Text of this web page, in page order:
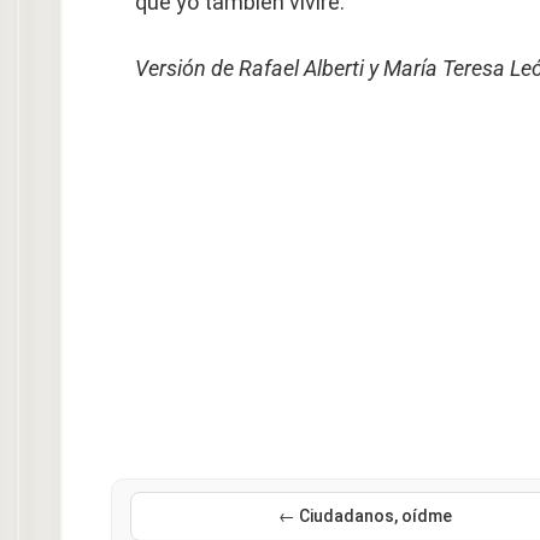
Versión de Rafael Alberti y María Teresa
← Ciudadanos, oídme